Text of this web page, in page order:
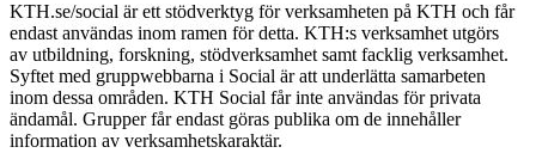
KTH.se/social är ett stödverktyg för verksamheten på KTH och får
endast användas inom ramen för detta. KTH:s verksamhet utgörs
av utbildning, forskning, stödverksamhet samt facklig verksamhet.
Syftet med gruppwebbarna i Social är att underlätta samarbeten
inom dessa områden. KTH Social får inte användas för privata
ändamål. Grupper får endast göras publika om de innehåller
information av verksamhetskaraktär.